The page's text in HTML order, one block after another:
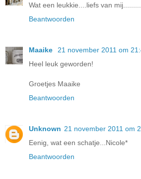
Wat een leukkie....liefs van
Beantwoorden
Maaike
21 november 2011 om
Heel leuk geworden!
Groetjes Maaike
Beantwoorden
Unknown 21 november 2011 om
Eenig, wat een schatje...Nicole*
Beantwoorden